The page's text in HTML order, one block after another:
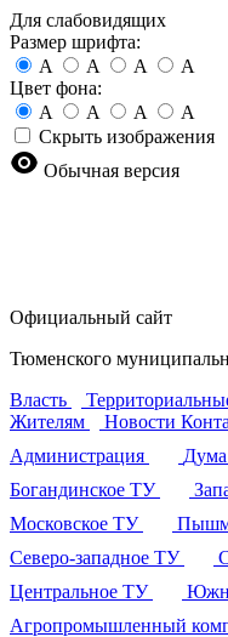
Для слабовидящих
Размер шрифта:
A
A A
A
Цвет фона:
A
A A
A
Скрыть изображения
Обычная версия
Официальный сайт
Тюменского
Власть
Жителям
Новости
Администрация
Дума
Богандинское ТУ
Московское ТУ
Северо-западное ТУ
Центральное ТУ
Агропромышленный